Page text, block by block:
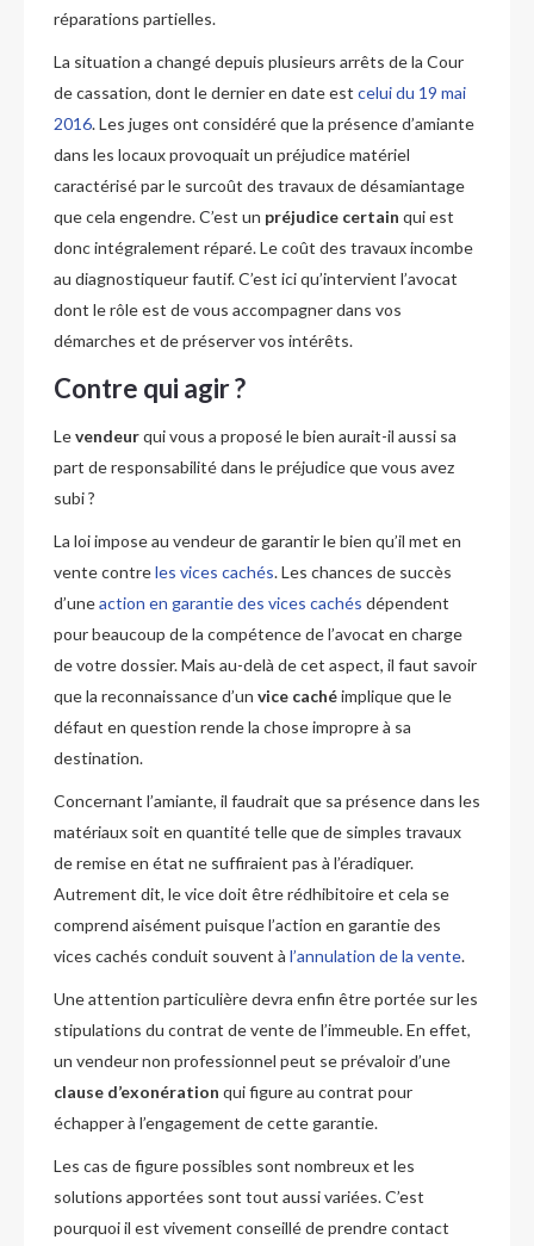
réparations partielles.
La situation a changé depuis plusieurs arrêts de la Cour
de cassation, dont le dernier en date est celui du 19 mai
2016. Les juges ont considéré que la présence d’amiante
dans les locaux provoquait un préjudice matériel
caractérisé par le surcoût des travaux de désamiantage
que cela engendre. C’est un préjudice certain qui est
donc intégralement réparé. Le coût des travaux incombe
au diagnostiqueur fautif. C’est ici qu’intervient l’avocat
dont le rôle est de vous accompagner dans vos
démarches et de préserver vos intérêts.
Contre qui agir ?
Levendeurqui vous a proposé le bien aurait-il aussi sa
part de responsabilité dans le préjudice que vous avez
subi ?
La loi impose au vendeur de garantir le bien qu’il met en
vente contreles vices cachés. Les chances de succès
d’uneaction en garantie des vices cachés dépendent
pour beaucoup de la compétence de l’avocat en charge
de votre dossier. Mais au-delà de cet aspect, il faut savoir
que la reconnaissance d’un vice cachéimplique que le
défaut en question rende la chose impropre à sa
destination.
Concernant l’amiante, il faudrait que sa présence dans les
matériaux soit en quantité telle que de simples travaux
de remise en état ne suffiraient pas à l’éradiquer.
Autrement dit, le vice doit être rédhibitoire et cela se
comprend aisément puisque l’action en garantie des
vices cachés conduit souvent à l’annulation de la vente.
Une attention particulière devra enfin être portée sur les
stipulations du contrat de vente de l’immeuble. En effet,
un vendeur non professionnel peut se prévaloir d’une
clause d’exonération qui figure au contrat pour
échapper à l’engagement de cette garantie.
Les cas de figure possibles sont nombreux et les
solutions apportées sont tout aussi variées. C’est
pourquoi il est vivement conseillé de prendre contact